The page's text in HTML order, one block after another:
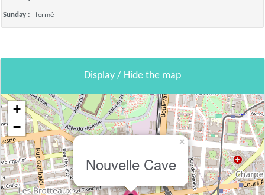
Sunday : fermé
Display / Hide the map
Nouvelle Cave
×
+
−